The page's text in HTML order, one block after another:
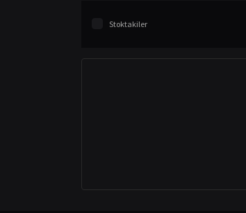
Stoktakiler